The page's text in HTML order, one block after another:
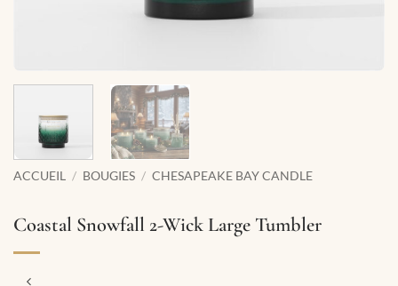
ACCUEIL / BOUGIES / CHESAPEAKE BAY CANDLE
Coastal Snowfall 2-Wick Large Tumbler